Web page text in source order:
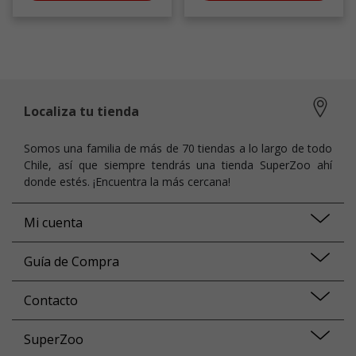
Localiza tu tienda
Somos una familia de más de 70 tiendas a lo largo de todo
Chile, así que siempre tendrás una tienda SuperZoo ahí
donde estés. ¡Encuentra la más cercana!
Mi cuenta
Guía de Compra
Contacto
SuperZoo